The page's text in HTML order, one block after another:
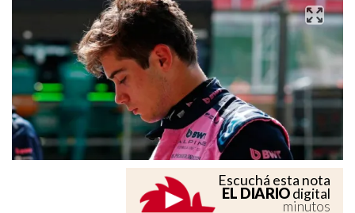
Escuchá esta nota
EL DIARIOdigital
minutos